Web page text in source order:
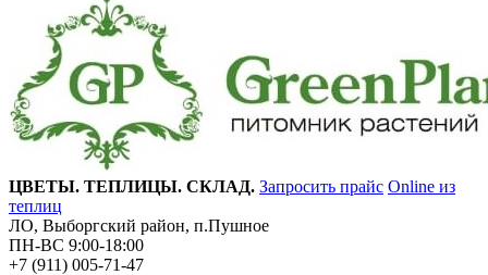
ЦВЕТЫ. ТЕПЛИЦЫ. СКЛАД. Запросить прайс Online из
теплиц
ЛО, Выборгский район, п.Пушное
ПН-ВС 9:00-18:00
+7 (911) 005-71-47